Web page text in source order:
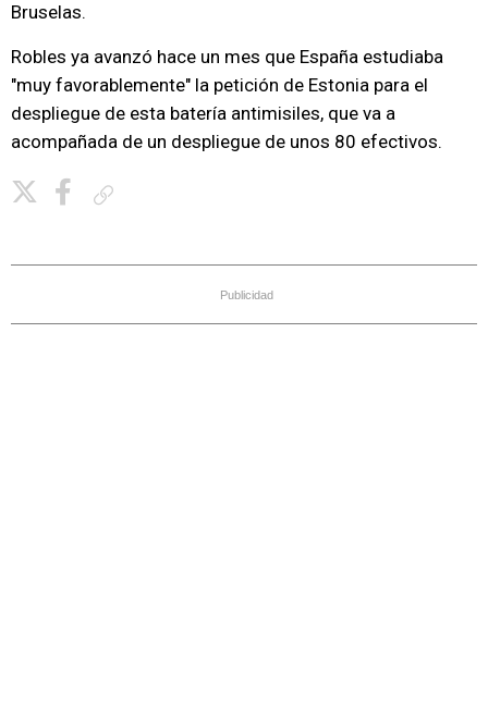
Bruselas.
Robles ya avanzó hace un mes que España estudiaba
"muy favorablemente" la petición de Estonia para el
despliegue de esta batería antimisiles, que va a
acompañada de un despliegue de unos 80 efectivos.
Publicidad